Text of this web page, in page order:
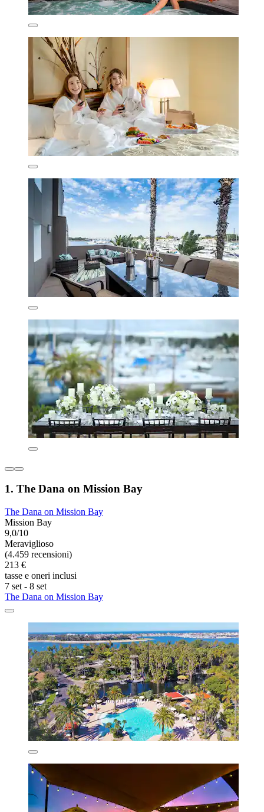
1. The Dana on Mission Bay
The Dana on Mission Bay
Mission Bay
9,0/10
Meraviglioso
(4.459 recensioni)
213 €
tasse e oneri inclusi
7 set - 8 set
The Dana on Mission Bay